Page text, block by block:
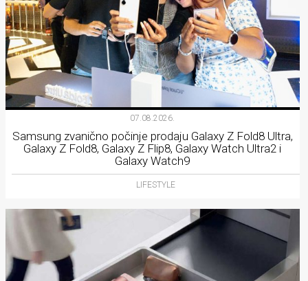
07.08.2026.
Samsung zvanično počinje prodaju Galaxy Z Fold8 Ultra,
Galaxy Z Fold8, Galaxy Z Flip8, Galaxy Watch Ultra2 i
Galaxy Watch9
LIFESTYLE